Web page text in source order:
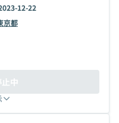
12-22
京都
中